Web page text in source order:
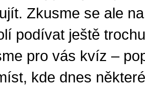
Zkusme se ale
podívat ještě
pro vás kvíz –
kde dnes